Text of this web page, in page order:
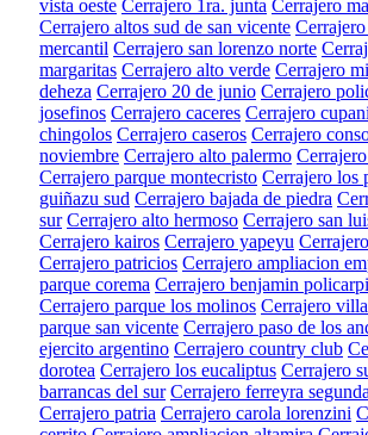
vista oeste Cerrajero 1ra. junta Cerrajero
Cerrajero altos sud de san vicente
mercantil Cerrajero san lorenzo norte
margaritas Cerrajero alto verde Cerrajero
deheza Cerrajero 20 de junio Cerrajero
josefinos Cerrajero caceres Cerrajero
chingolos Cerrajero caseros Cerrajero
noviembre Cerrajero alto palermo
Cerrajero parque montecristo Cerrajero los
guiñazu sud Cerrajero bajada de piedra
sur Cerrajero alto hermoso Cerrajero san
Cerrajero kairos Cerrajero yapeyu
Cerrajero patricios Cerrajero ampliacion
parque corema Cerrajero benjamin
Cerrajero parque los molinos Cerrajero
parque san vicente Cerrajero paso de los
ejercito argentino Cerrajero country club
dorotea Cerrajero los eucaliptus Cerrajero
barrancas del sur Cerrajero ferreyra
Cerrajero patria Cerrajero carola lorenzini